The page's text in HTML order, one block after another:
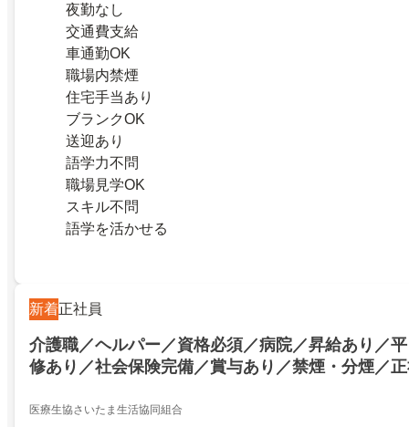
夜勤なし
交通費支給
車通勤OK
職場内禁煙
住宅手当あり
ブランクOK
送迎あり
語学力不問
職場見学OK
スキル不問
語学を活かせる
新着正社員
介護職／ヘルパー／資格必須／病院／昇給あり／
修あり／社会保険完備／賞与あり／禁煙・分煙／
医療生協さいたま生活協同組合